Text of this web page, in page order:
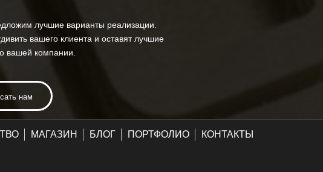
лучшие варианты реализации.
вашего клиента и оставят лучшие
вашей компании.
нам
МАГАЗИН БЛОГ ПОРТФОЛИО КОНТАКТЫ